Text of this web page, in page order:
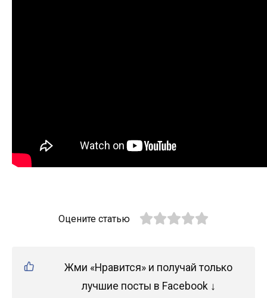
Оцените статью
Жми «Нравится» и получай только
лучшие посты в Facebook ↓